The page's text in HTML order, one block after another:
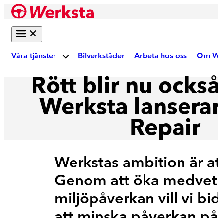
Hoppa
innehåll
Våra tjänster
Bilreparation
Gör digital fotobesiktning eller boka tid på
Auktoriserad skadeverkstad
Reparation enligt tillverkarens krav
Krockskador
Bilverkstäder Arbeta hos oss Om
Rött blir nu
Werksta
Repair
Werkstas ambition är
Genom att öka
miljöpåverkan vill vi